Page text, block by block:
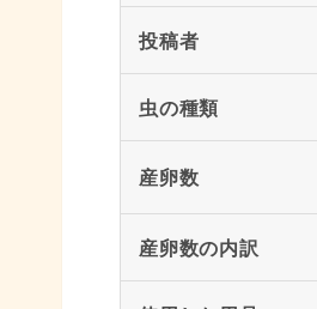
投稿者
虫の種類
産卵数
産卵数の内訳